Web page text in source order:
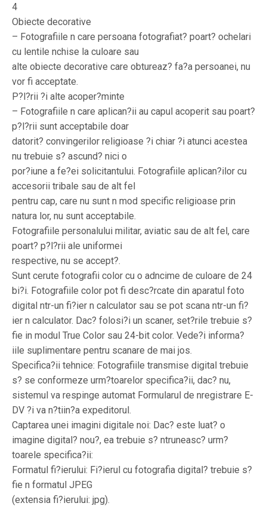
4
Obiecte decorative
– Fotografiile n care persoana fotografiat? poart? ochelari
cu lentile nchise la culoare sau
alte obiecte decorative care obtureaz? fa?a persoanei, nu
vor fi acceptate.
P?l?rii ?i alte acoper?minte
– Fotografiile n care aplican?ii au capul acoperit sau poart?
p?l?rii sunt acceptabile doar
datorit? convingerilor religioase ?i chiar ?i atunci acestea
nu trebuie s? ascund? nici o
por?iune a fe?ei solicitantului. Fotografiile aplican?ilor cu
accesorii tribale sau de alt fel
pentru cap, care nu sunt n mod specific religioase prin
natura lor, nu sunt acceptabile.
Fotografiile personalului militar, aviatic sau de alt fel, care
poart? p?l?rii ale uniformei
respective, nu se accept?.
Sunt cerute fotografii color cu o adncime de culoare de 24
bi?i. Fotografiile color pot fi desc?rcate din aparatul foto
digital ntr-un fi?ier n calculator sau se pot scana ntr-un fi?
ier n calculator. Dac? folosi?i un scaner, set?rile trebuie s?
fie in modul True Color sau 24-bit color. Vede?i informa?
iile suplimentare pentru scanare de mai jos.
Specifica?ii tehnice: Fotografiile transmise digital trebuie
s? se conformeze urm?toarelor specifica?ii, dac? nu,
sistemul va respinge automat Formularul de nregistrare E-
DV ?i va n?tiin?a expeditorul.
Captarea unei imagini digitale noi: Dac? este luat? o
imagine digital? nou?, ea trebuie s? ntruneasc? urm?
toarele specifica?ii:
Formatul fi?ierului: Fi?ierul cu fotografia digital? trebuie s?
fie n formatul JPEG
(extensia fi?ierului: jpg).